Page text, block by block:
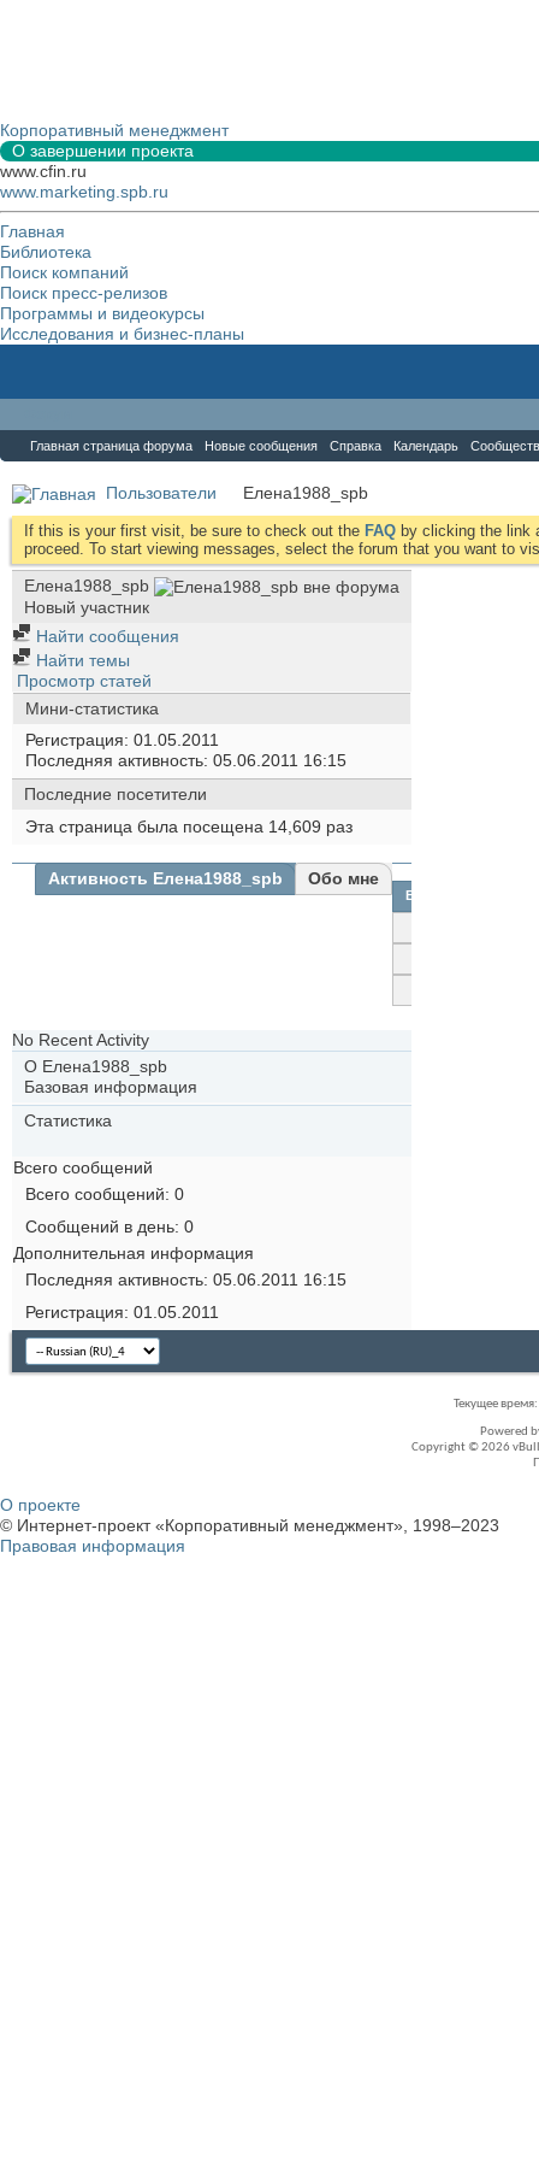
Корпоративный менеджмент
О завершении проекта
www.cfin.ru
www.marketing.spb.ru
Главная
Библиотека
Поиск компаний
Поиск пресс-релизов
Программы и видеокурсы
Исследования и бизнес-планы
Главная страница форума Новые сообщения Справка Календарь
Пользователи Елена1988_spb
If this is your first visit, be sure to check out the FAQ by clicking the link
proceed. To start viewing messages, select the forum that you want to
Елена1988_spb
Новый участник
Найти сообщения
Найти темы
Просмотр статей
Мини-статистика
Регистрация 01.05.2011
Последняя активность 05.06.2011 16:15
Последние посетители
Эта страница была посещена 14,609 раз
Активность Елена1988_spb Обо мне
Все
No Recent Activity
О Елена1988_spb
Базовая информация
Статистика
Всего сообщений
Всего сообщений 0
Сообщений в день 0
Дополнительная информация
Последняя активность 05.06.2011 16:15
Регистрация 01.05.2011
Текущее время:
Powered
Copyright © 2026
О проекте
© Интернет-проект «Корпоративный менеджмент», 1998–2023
Правовая информация